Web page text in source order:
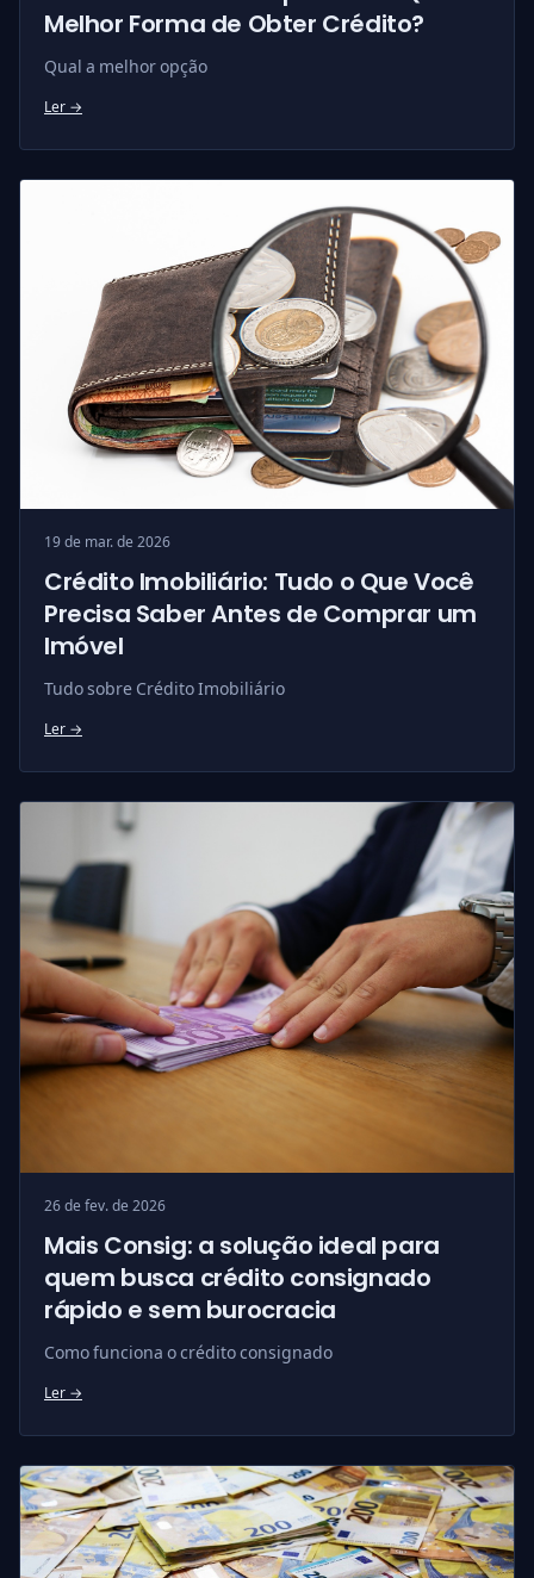
Melhor Forma de Obter Crédito?
Qual a melhor opção
Ler →
19 de mar. de 2026
Crédito Imobiliário: Tudo o Que Você
Precisa Saber Antes de Comprar um
Imóvel
Tudo sobre Crédito Imobiliário
Ler →
26 de fev. de 2026
Mais Consig: a solução ideal para
quem busca crédito consignado
rápido e sem burocracia
Como funciona o crédito consignado
Ler →